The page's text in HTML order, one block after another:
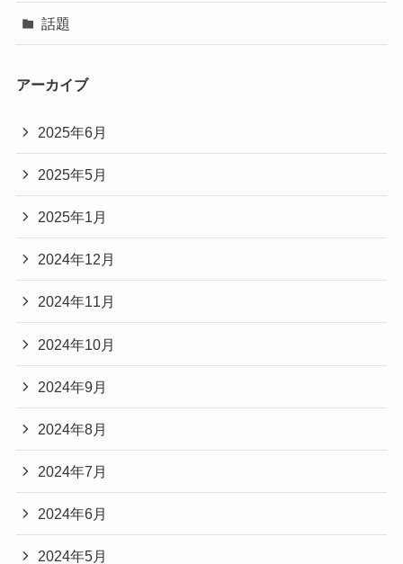
話題
アーカイブ
2025年6月
2025年5月
2025年1月
2024年12月
2024年11月
2024年10月
2024年9月
2024年8月
2024年7月
2024年6月
2024年5月